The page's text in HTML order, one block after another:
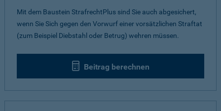
Mit dem Baustein StrafrechtPlus sind Sie auch abgesichert,
wenn Sie Sich gegen den Vorwurf einer vorsätzlichen Straftat
(zum Beispiel Diebstahl oder Betrug) wehren müssen.
Beitrag berechnen